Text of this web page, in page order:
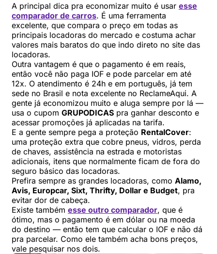
A principal dica pra economizar muito é usar esse
comparador de carros. É uma ferramenta
excelente, que compara o preço em todas as
principais locadoras do mercado e costuma achar
valores mais baratos do que indo direto no site das
locadoras.
Outra vantagem é que o pagamento é em reais,
então você não paga IOF e pode parcelar em até
12x. O atendimento é 24h e em português, já tem
sede no Brasil e nota excelente no ReclameAqui. A
gente já economizou muito e aluga sempre por lá —
usa o cupom GRUPODICAS pra ganhar desconto e
acessar promoções já aplicadas na tarifa.
E a gente sempre pega a proteção RentalCover:
uma proteção extra que cobre pneus, vidros, perda
de chaves, assistência na estrada e motoristas
adicionais, itens que normalmente ficam de fora do
seguro básico das locadoras.
Prefira sempre as grandes locadoras, como Alamo,
Avis, Europcar, Sixt, Thrifty, Dollar e Budget, pra
evitar dor de cabeça.
Existe também esse outro comparador, que é
ótimo, mas o pagamento é em dólar ou na moeda
do destino — então tem que calcular o IOF e não dá
pra parcelar. Como ele também acha bons preços,
vale pesquisar nos dois.